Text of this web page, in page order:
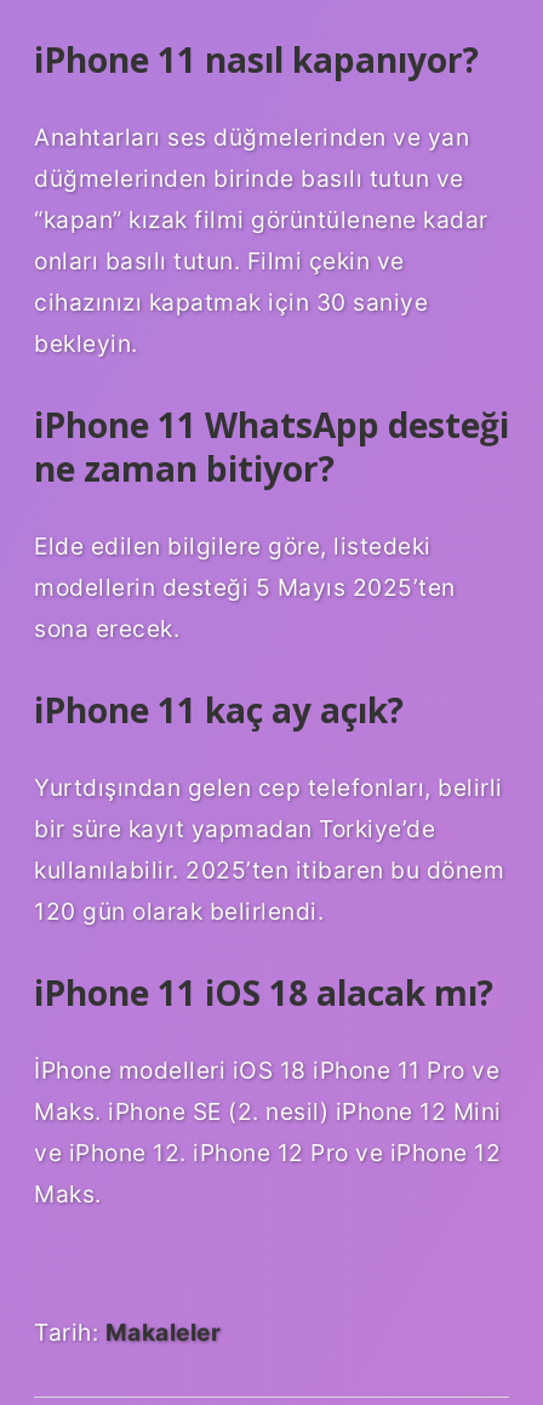
iPhone 11 nasıl kapanıyor?
Anahtarları ses düğmelerinden ve yan
düğmelerinden birinde basılı tutun ve
“kapan” kızak filmi görüntülenene kadar
onları basılı tutun. Filmi çekin ve
cihazınızı kapatmak için 30 saniye
bekleyin.
iPhone 11 WhatsApp desteği
ne zaman bitiyor?
Elde edilen bilgilere göre, listedeki
modellerin desteği 5 Mayıs 2025’ten
sona erecek.
iPhone 11 kaç ay açık?
Yurtdışından gelen cep telefonları, belirli
bir süre kayıt yapmadan Torkiye’de
kullanılabilir. 2025’ten itibaren bu dönem
120 gün olarak belirlendi.
iPhone 11 iOS 18 alacak mı?
İPhone modelleri iOS 18 iPhone 11 Pro ve
Maks. iPhone SE (2. nesil) iPhone 12 Mini
ve iPhone 12. iPhone 12 Pro ve iPhone 12
Maks.
Tarih: Makaleler